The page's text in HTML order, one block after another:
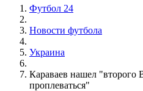
Футбол 24
Новости футбола
Украина
Караваев нашел
проплеваться"